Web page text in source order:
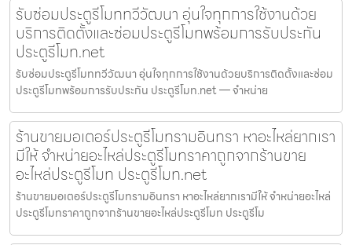
รับซ่อมประตูรีโมททวีวัฒนา อุ่นใจทุกการใช้งานด้วย
บริการติดตั้งและซ่อมประตูรีโมทพร้อมการรับประกัน
ประตูรีโมท.net
รับซ่อมประตูรีโมททวีวัฒนา อุ่นใจทุกการใช้งานด้วยบริการติดตั้งและซ่อม
ประตูรีโมทพร้อมการรับประกัน ประตูรีโมท.net — จำหน่าย
ร้านขายมอเตอร์ประตูรีโมทรามอินทรา หาอะไหล่ยากเรา
มีให้ จำหน่ายอะไหล่ประตูรีโมทราคาถูกจากร้านขาย
อะไหล่ประตูรีโมท ประตูรีโมท.net
ร้านขายมอเตอร์ประตูรีโมทรามอินทรา หาอะไหล่ยากเรามีให้ จำหน่ายอะไหล่
ประตูรีโมทราคาถูกจากร้านขายอะไหล่ประตูรีโมท ประตูรีโม